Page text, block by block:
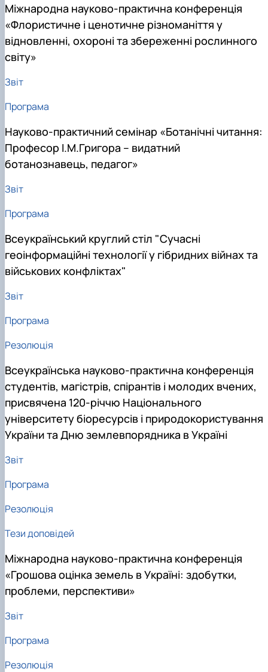
Міжнародна науково-практична конференція
«Флористичне і ценотичне різноманіття у
відновленні, охороні та збереженні рослинного
світу»
Звіт
Програма
Науково-практичний семінар «Ботанічні читання:
Професор І.М.Григора – видатний
ботанознавець, педагог»
Звіт
Програма
Всеукраїнський круглий стіл "Сучасні
геоінформаційні технології у гібридних війнах та
військових конфліктах"
Звіт
Програма
Резолюція
Всеукраїнська науково-практична конференція
студентів, магістрів, спірантів і молодих вчених,
присвячена 120-річчю Національного
університету біоресурсів і природокористування
України та Дню землевпорядника в Україні
Звіт
Програма
Резолюція
Тези доповідей
Міжнародна науково-практична конференція
«Грошова оцінка земель в Україні: здобутки,
проблеми, перспективи»
Звіт
Програма
Резолюція